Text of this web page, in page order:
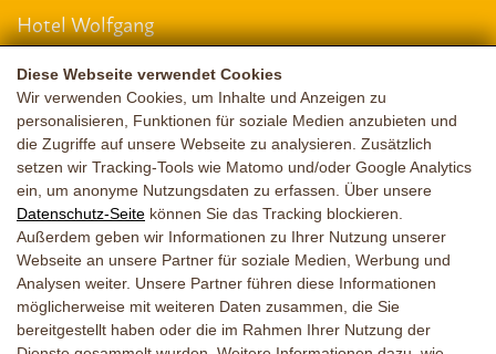
Diese Webseite verwendet Cookies
Wir verwenden Cookies, um Inhalte und Anzeigen zu
personalisieren, Funktionen für soziale Medien anzubieten und
die Zugriffe auf unsere Webseite zu analysieren. Zusätzlich
setzen wir Tracking-Tools wie Matomo und/oder Google Analytics
ein, um anonyme Nutzungsdaten zu erfassen. Über unsere
Datenschutz-Seite können Sie das Tracking blockieren.
Außerdem geben wir Informationen zu Ihrer Nutzung unserer
Webseite an unsere Partner für soziale Medien, Werbung und
Analysen weiter. Unsere Partner führen diese Informationen
möglicherweise mit weiteren Daten zusammen, die Sie
bereitgestellt haben oder die im Rahmen Ihrer Nutzung der
Hotel Wolfgang
Erlenweg 235
5754 Hinterglemm
LAGE & ANREISE
+43 6541 6587|+43 664 3320711
guggi@saalbach.net
Impressum Datenschutz Barrierefreiheit